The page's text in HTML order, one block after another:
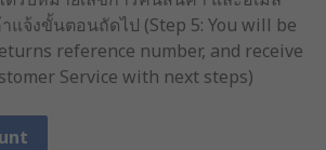
แจ้งขั้นตอนถัดไป (Step 5: You will be
reference number, and receive
Service with next steps)